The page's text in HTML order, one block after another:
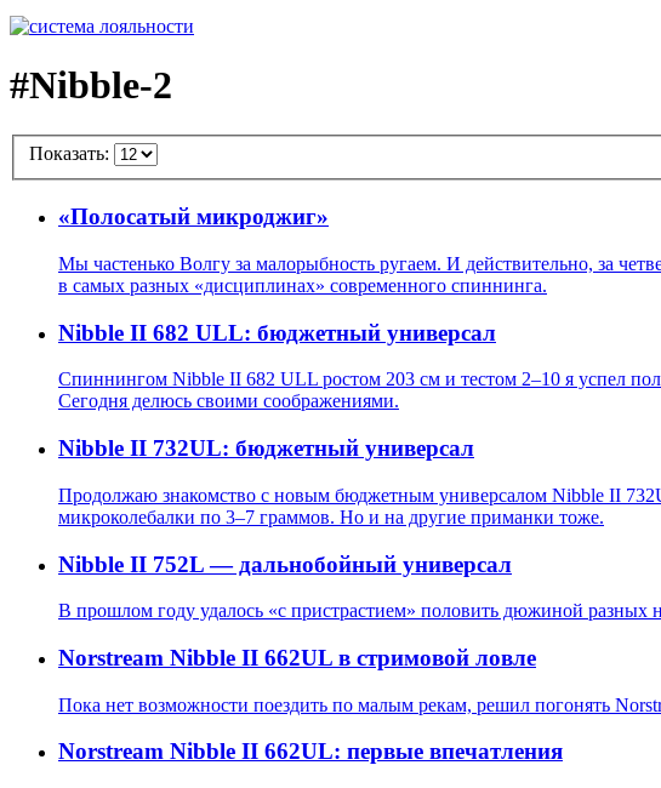
#Nibble-2
Показать:
«Полосатый микроджиг»
Мы частенько Волгу за малорыбность ругаем. И действительно, за
в самых разных «дисциплинах» современного спиннинга.
Nibble II 682 ULL: бюджетный универсал
Спиннингом Nibble II 682 ULL ростом 203 см и тестом 2–10 я успел
Сегодня делюсь своими соображениями.
Nibble II 732UL: бюджетный универсал
Продолжаю знакомство с новым бюджетным универсалом Nibble II
микроколебалки по 3–7 граммов. Но и на другие приманки тоже.
Nibble II 752L — дальнобойный универсал
В прошлом году удалось «с пристрастием» половить дюжиной
Norstream Nibble II 662UL в стримовой ловле
Пока нет возможности поездить по малым рекам, решил погонять
Norstream Nibble II 662UL: первые впечатления